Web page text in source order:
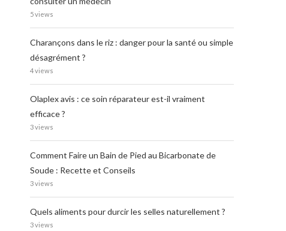
5 views
Charançons dans le riz : danger pour la santé ou simple
désagrément ?
4 views
Olaplex avis : ce soin réparateur est-il vraiment
efficace ?
3 views
Comment Faire un Bain de Pied au Bicarbonate de
Soude : Recette et Conseils
3 views
Quels aliments pour durcir les selles naturellement ?
3 views